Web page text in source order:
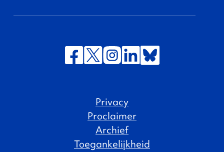
Privacy
Proclaimer
Archief
Toegankelijkheid